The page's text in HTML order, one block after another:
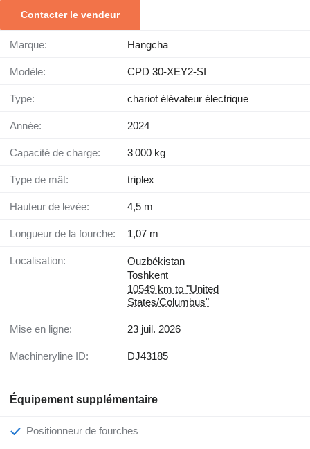
Contacter le vendeur
Marque: Hangcha
Modèle: CPD 30-XEY2-SI
Type: chariot élévateur électrique
Année: 2024
Capacité de charge: 3 000 kg
Type de mât: triplex
Hauteur de levée: 4,5 m
Longueur de la fourche: 1,07 m
Localisation:
Ouzbékistan
Toshkent
10549 km to "United
States/Columbus"
Mise en ligne: 23 juil. 2026
Machineryline ID: DJ43185
Équipement supplémentaire
Positionneur de fourches